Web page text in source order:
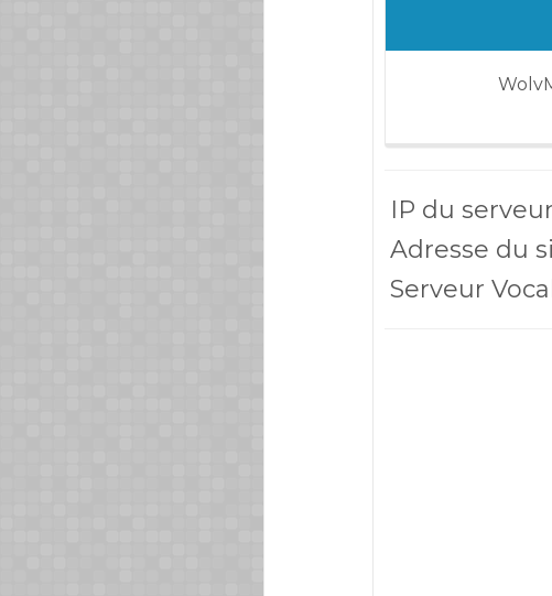
IP du
Adresse du
Serveur